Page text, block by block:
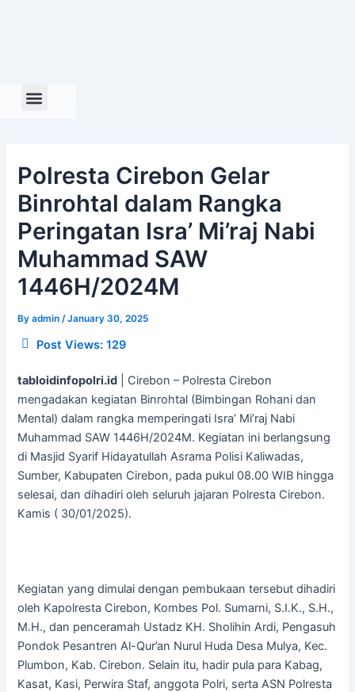
Polresta Cirebon Gelar
Binrohtal dalam Rangka
Peringatan Isra’ Mi’raj Nabi
Muhammad SAW
1446H/2024M
Byadmin /January 30, 2025
Post Views: 129
tabloidinfopolri.id | Cirebon – Polresta Cirebon
mengadakan kegiatan Binrohtal (Bimbingan Rohani dan
Mental) dalam rangka memperingati Isra’ Mi’raj Nabi
Muhammad SAW 1446H/2024M. Kegiatan ini berlangsung
di Masjid Syarif Hidayatullah Asrama Polisi Kaliwadas,
Sumber, Kabupaten Cirebon, pada pukul 08.00 WIB hingga
selesai, dan dihadiri oleh seluruh jajaran Polresta Cirebon.
Kamis ( 30/01/2025).
Kegiatan yang dimulai dengan pembukaan tersebut dihadiri
oleh Kapolresta Cirebon, Kombes Pol. Sumarni, S.I.K., S.H.,
M.H., dan penceramah Ustadz KH. Sholihin Ardi, Pengasuh
Pondok Pesantren Al-Qur’an Nurul Huda Desa Mulya, Kec.
Plumbon, Kab. Cirebon. Selain itu, hadir pula para Kabag,
Kasat, Kasi, Perwira Staf, anggota Polri, serta ASN Polresta